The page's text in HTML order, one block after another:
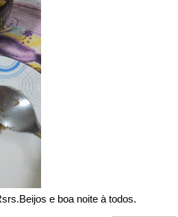
e boa noite à todos.